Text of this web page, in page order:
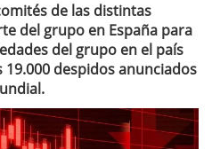
de las distintas
del grupo en España para
del grupo en el país
despidos anunciados